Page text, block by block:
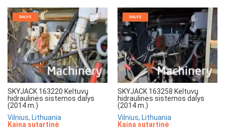
DALYS
SKYJACK 163220 Keltuvų
hidraulinės sistemos dalys
(2014 m.)
Vilnius, Lithuania
Kaina sutartinė
DALYS
SKYJACK 163258 Keltuvų
hidraulinės sistemos dalys
(2014 m.)
Vilnius, Lithuania
Kaina sutartinė